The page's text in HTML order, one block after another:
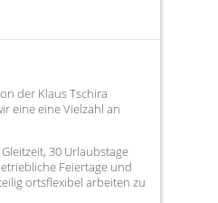
der Klaus Tschira
eine eine Vielzahl an
30 Urlaubstage
Feiertage und
ortsflexibel arbeiten zu